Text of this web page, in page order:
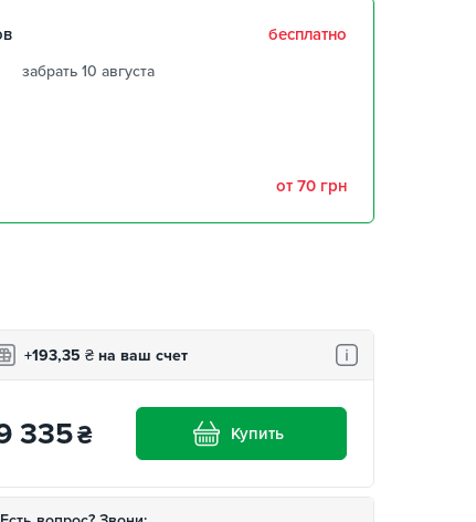
бесплатно
забрать 10 августа
от 70 грн
+193,35 ₴ на ваш счет
335₴ Купить